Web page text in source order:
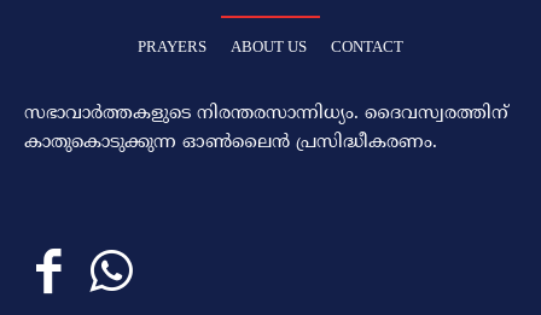
PRAYERS ABOUT US CONTACT
സഭാവാര്‍ത്തകളുടെ നിരന്തരസാന്നിധ്യം. ദൈവസ്വരത്തിന്‌
കാതുകൊടുക്കുന്ന ഓണ്‍ലൈന്‍ പ്രസിദ്ധീകരണം.